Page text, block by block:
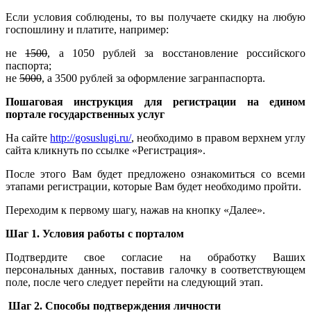
Если условия соблюдены, то вы получаете скидку на любую
госпошлину и платите, например:
не1500, а 1050 рублей за восстановление российского
паспорта;
не 5000, а 3500 рублей за оформление загранпаспорта.
Пошаговая инструкция для регистрации на едином
портале государственных услуг
На сайтеhttp://gosuslugi.ru/, необходимо в правом верхнем углу
сайта кликнуть по ссылке «Регистрация».
После этого Вам будет предложено ознакомиться со всеми
этапами регистрации, которые Вам будет необходимо пройти.
Переходим к первому шагу, нажав на кнопку «Далее».
Шаг 1. Условия работы с порталом
Подтвердите свое согласие на обработку Ваших
персональных данных, поставив галочку в соответствующем
поле, после чего следует перейти на следующий этап.
Шаг 2. Способы подтверждения личности